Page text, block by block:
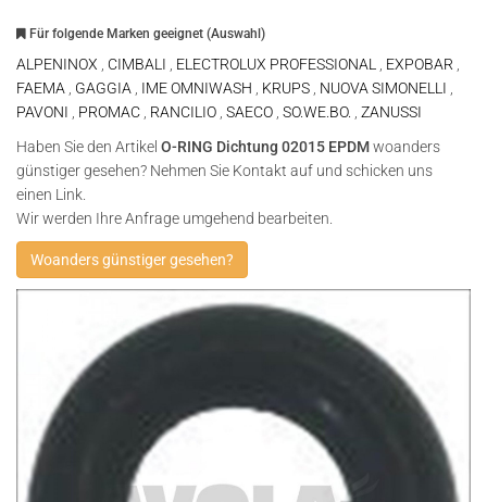
Für folgende Marken geeignet (Auswahl)
ALPENINOX CIMBALI ELECTROLUX PROFESSIONAL EXPOBAR
FAEMA
GAGGIA IME OMNIWASH KRUPS NUOVA SIMONELLI
PAVONI
PROMAC RANCILIO SAECO SO.WE.BO.
ZANUSSI
Haben Sie den Artikel O-RING Dichtung 02015 EPDMwoanders
günstiger gesehen? Nehmen Sie Kontakt auf und schicken uns
einen Link.
Wir werden Ihre Anfrage umgehend bearbeiten.
Woanders günstiger gesehen?